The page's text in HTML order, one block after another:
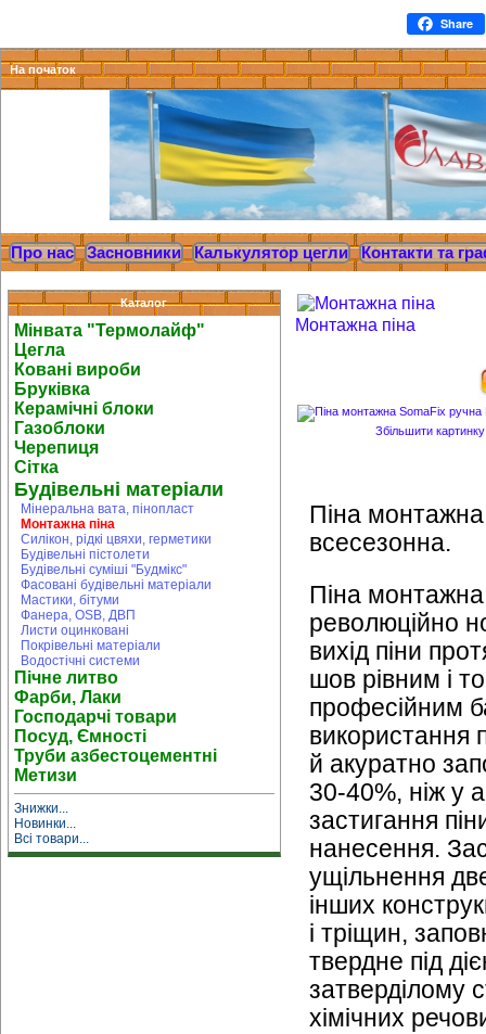
Share
На початок
Про нас Засновники Калькулятор цегли Контакти та
Каталог
Мінвата "Термолайф"
Цегла
Ковані вироби
Бруківка
Керамічні блоки
Газоблоки
Черепиця
Сітка
Будівельні матеріали
Мінеральна вата, пінопласт
Монтажна піна
Силікон, рідкі цвяхи, герметики
Будівельні пістолети
Будівельні суміші "Будмікс"
Фасовані будівельні матеріали
Мастики, бітуми
Фанера, OSB, ДВП
Листи оцинковані
Покрівельні матеріали
Водостічні системи
Пічне литво
Фарби, Лаки
Господарчі товари
Посуд, Ємності
Труби азбестоцементні
Метизи
Знижки...
Новинки...
Всі товари...
Монтажна піна
Збільшити картинку
Піна
всесезонна.
Піна
революційно
вихід піни
шов рівним і
професійним
використання
й акуратно
30-40%, ніж у
застигання
нанесення.
ущільнення
інших
і тріщин,
твердне під
затверділому
хімічних